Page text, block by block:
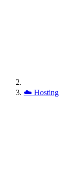
☁️ Hosting